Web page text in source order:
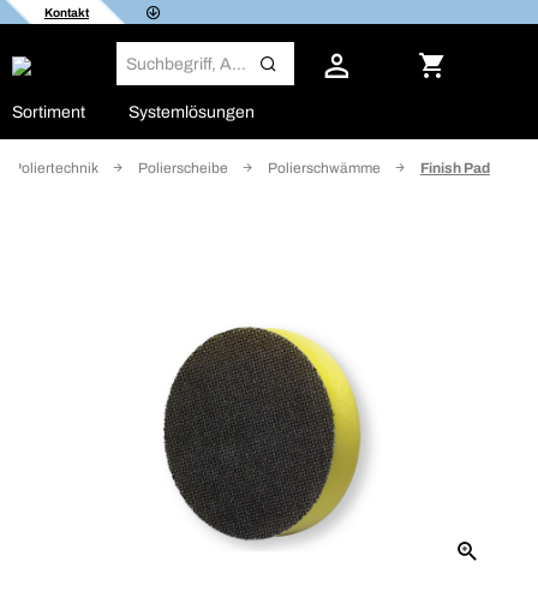
Kontakt
Sortiment Systemlösungen
Poliertechnik Polierscheibe Polierschwämme Finish Pad